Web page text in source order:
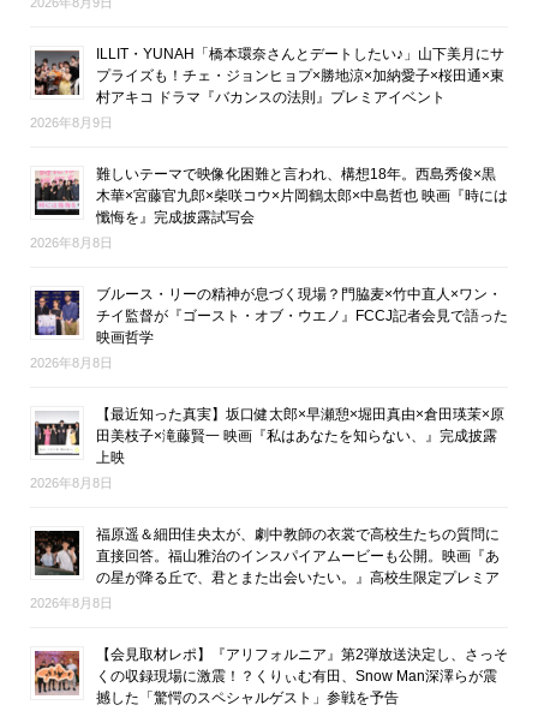
ILLIT・YUNAH「橋本環奈さんとデートしたい♪」山下美月にサ
プライズも！チェ・ジョンヒョプ×勝地涼×加納愛子×桜田通×東
村アキコ ドラマ『バカンスの法則』プレミアイベント
2026年8月9日
難しいテーマで映像化困難と言われ、構想18年。西島秀俊×黒
木華×宮藤官九郎×柴咲コウ×片岡鶴太郎×中島哲也 映画『時には
懺悔を』完成披露試写会
2026年8月8日
ブルース・リーの精神が息づく現場？門脇麦×竹中直人×ワン・
チイ監督が『ゴースト・オブ・ウエノ』FCCJ記者会見で語った
映画哲学
2026年8月8日
【最近知った真実】坂口健太郎×早瀬憩×堀田真由×倉田瑛茉×原
田美枝子×滝藤賢一 映画『私はあなたを知らない、』完成披露
上映
2026年8月8日
福原遥＆細田佳央太が、劇中教師の衣裳で高校生たちの質問に
直接回答。福山雅治のインスパイアムービーも公開。映画『あ
の星が降る丘で、君とまた出会いたい。』高校生限定プレミア
2026年8月8日
【会見取材レポ】『アリフォルニア』第2弾放送決定し、さっそ
くの収録現場に激震！？くりぃむ有田、Snow Man深澤らが震
撼した「驚愕のスペシャルゲスト」参戦を予告